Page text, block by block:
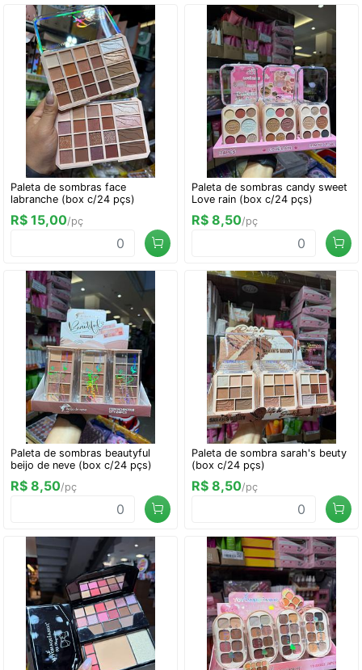
Paleta de sombras face
labranche (box c/24 pçs)
R$ 15,00/pç
Paleta de sombras candy sweet
Love rain (box c/24 pçs)
R$ 8,50/pç
Paleta de sombras beautyful
beijo de neve (box c/24 pçs)
R$ 8,50/pç
Paleta de sombra sarah's beuty
(box c/24 pçs)
R$ 8,50/pç